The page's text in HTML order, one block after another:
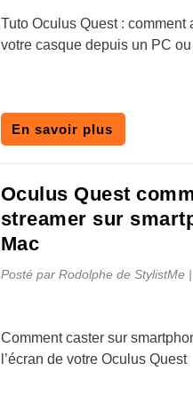
Tuto Oculus Quest :
votre casque depuis un PC
En savoir plus
Oculus Quest
streamer sur
Mac
Posté par Rodolphe de StylistMe|
Comment caster sur
l’écran de votre Oculus Quest